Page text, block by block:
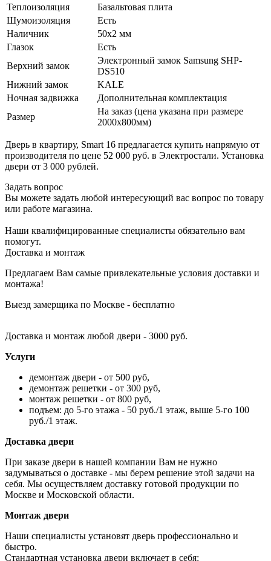
Теплоизоляция
Базальтовая плита
Шумоизоляция
Есть
Наличник
50х2 мм
Глазок
Есть
Верхний замок
Электронный замок Samsung SHP-
DS510
Нижний замок
KALE
Ночная задвижка
Дополнительная комплектация
Размер
На заказ (цена указана при размере
2000х800мм)
Дверь в квартиру, Smart 16 предлагается купить напрямую от
производителя по цене 52 000 руб. в Электростали. Установка
двери от 3 000 рублей.
Задать вопрос
Вы можете задать любой интересующий вас вопрос по товару
или работе магазина.
Наши квалифицированные специалисты обязательно вам
помогут.
Доставка и монтаж
Предлагаем Вам самые привлекательные условия доставки и
монтажа!
Выезд замерщика по Москве - бесплатно
Доставка и монтаж любой двери - 3000 руб.
Услуги
демонтаж двери - от 500 руб,
демонтаж решетки - от 300 руб,
монтаж решетки - от 800 руб,
подъем: до 5-го этажа - 50 руб./1 этаж, выше 5-го 100
руб./1 этаж.
Доставка двери
При заказе двери в нашей компании Вам не нужно
задумываться о доставке - мы берем решение этой задачи на
себя. Мы осуществляем доставку готовой продукции по
Москве и Московской области.
Монтаж двери
Наши специалисты установят дверь профессионально и
быстро.
Стандартная установка двери включает в себя: